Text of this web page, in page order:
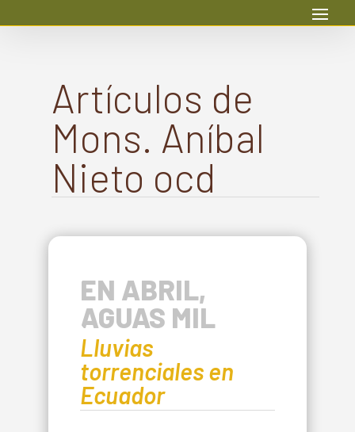
Artículos de
Mons. Aníbal
Nieto ocd
EN ABRIL,
AGUAS MIL
Lluvias
torrenciales en
Ecuador